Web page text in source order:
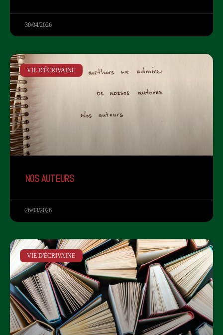
30/04/2026
VIE D'ÉCRIVAINE
NOS AUTEURS
26/03/2026
VIE D'ÉCRIVAINE